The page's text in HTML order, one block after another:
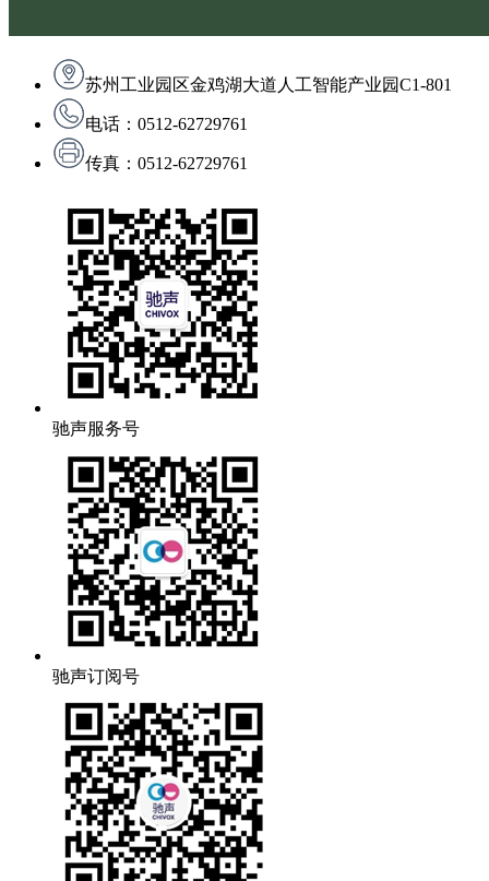
苏州工业园区金鸡湖大道人工智能产业园C1-801
电话：0512-62729761
传真：0512-62729761
驰声服务号
驰声订阅号